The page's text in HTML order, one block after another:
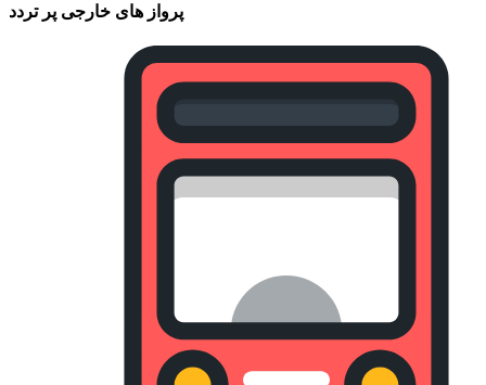
پرواز های خارجی پر تردد